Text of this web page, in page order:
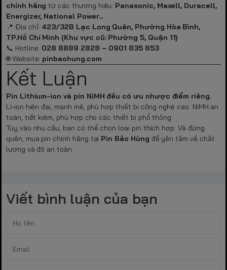
chính hãng từ các thương hiệu: Panasonic, Maxell, Duracell,
Energizer, National Power...
📍 Địa chỉ: 423/32B Lạc Long Quân, Phường Hòa Bình,
TP.Hồ Chí Minh (Khu vực cũ: Phường 5, Quận 11)
📞 Hotline: 028 8889 2828 – 0901 835 853
🌐 Website: pinbaohung.com
Kết Luận
Pin Lithium-ion và pin NiMH đều có ưu nhược điểm riêng.
Li-ion hiện đại, mạnh mẽ, phù hợp thiết bị công nghệ cao. NiMH an
toàn, tiết kiệm, phù hợp cho các thiết bị phổ thông.
Tùy vào nhu cầu, bạn có thể chọn loại pin thích hợp. Và đừng
quên, mua pin chính hãng tại Pin Bảo Hùng để yên tâm về chất
lượng và độ an toàn.
Viết bình luận của bạn